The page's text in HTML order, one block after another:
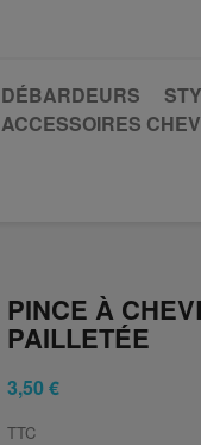
DÉBARDEURS
ACCESSOIRES
PINCE À
PAILLETÉE
3,50 €
TTC